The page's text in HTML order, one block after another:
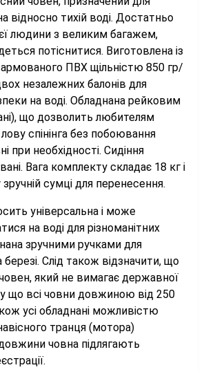
відносно тихій воді. Достатньо
людини з великим багажем,
потіснитися. Виготовлена із
ПВХ щільністю 850 гр/
незалежних балонів для
на воді. Обладнана рейковим
що дозволить любителям
спінінга без побоювання
при необхідності. Сидіння
Вага комплекту складає 18 кг і
сумці для перенесення.
універсальна і може
на воді для різноманітних
зручними ручками для
Слід також відзначити, що
який не вимагає державної
що всі човни довжиною від 250
усі обладнані можливістю
транця (мотора)
човна підлягають